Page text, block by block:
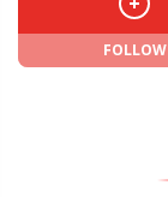
FOLLOW